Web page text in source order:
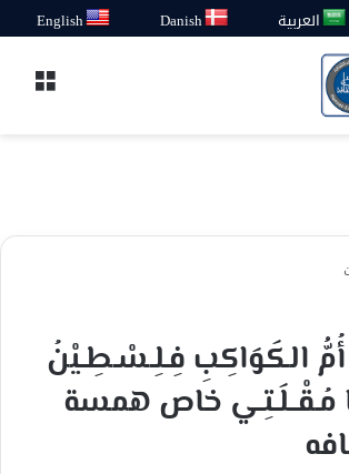
العربية Danish
English
الكَوَاكِبِ فِـلِـسْـطِـيْنُ
مُـقْــلَـتِـي خاص همسة